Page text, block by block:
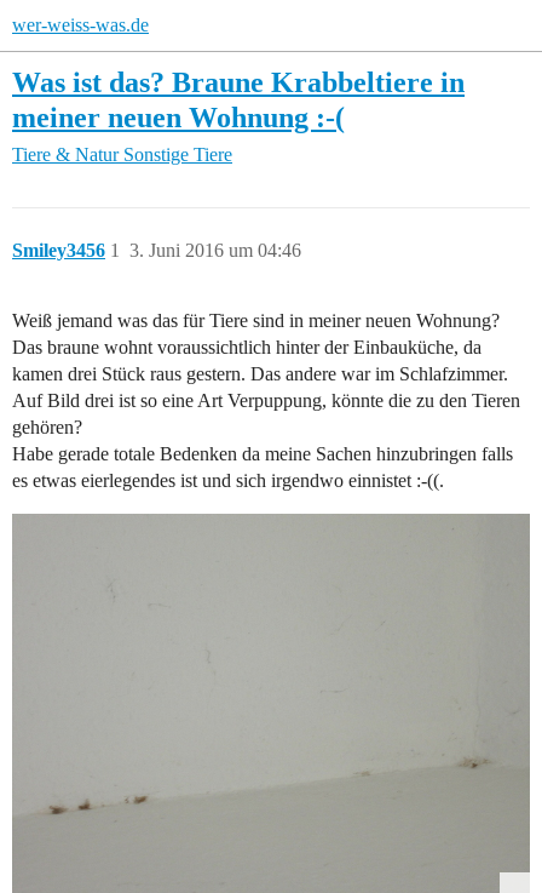
wer-weiss-was.de
Was ist das? Braune Krabbeltiere in
meiner neuen Wohnung :-(
Tiere & Natur Sonstige Tiere
Smiley3456 3. Juni 2016 um 04:46
1
Weiß jemand was das für Tiere sind in meiner neuen Wohnung?
Das braune wohnt voraussichtlich hinter der Einbauküche, da
kamen drei Stück raus gestern. Das andere war im Schlafzimmer.
Auf Bild drei ist so eine Art Verpuppung, könnte die zu den Tieren
gehören?
Habe gerade totale Bedenken da meine Sachen hinzubringen falls
es etwas eierlegendes ist und sich irgendwo einnistet :-((.